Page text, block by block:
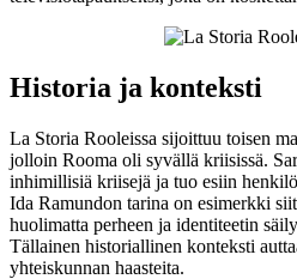
Historia ja konteksti
La Storia Rooleissa sijoittuu toisen
jolloin Rooma oli syvällä kriisissä.
inhimillisiä kriisejä ja tuo esiin
Ida Ramundon tarina on esimerkki
huolimatta perheen ja identiteetin
Tällainen historiallinen konteksti
yhteiskunnan haasteita.